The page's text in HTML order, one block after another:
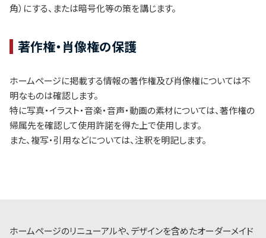
角）にする、または暗号化等の策を講じます。
著作権・肖像権の保護
ホームページに掲載する情報の著作権及び肖像権については不
明なものは確認します。
特に写真・イラスト・音楽・音声・動画の素材については、著作権の
帰属先を確認して使用許諾を得た上で使用します。
また、複写・引用などについては、注釈を明記します。
ホームページのリニューアルや、デザインを含めたオーダーメイド